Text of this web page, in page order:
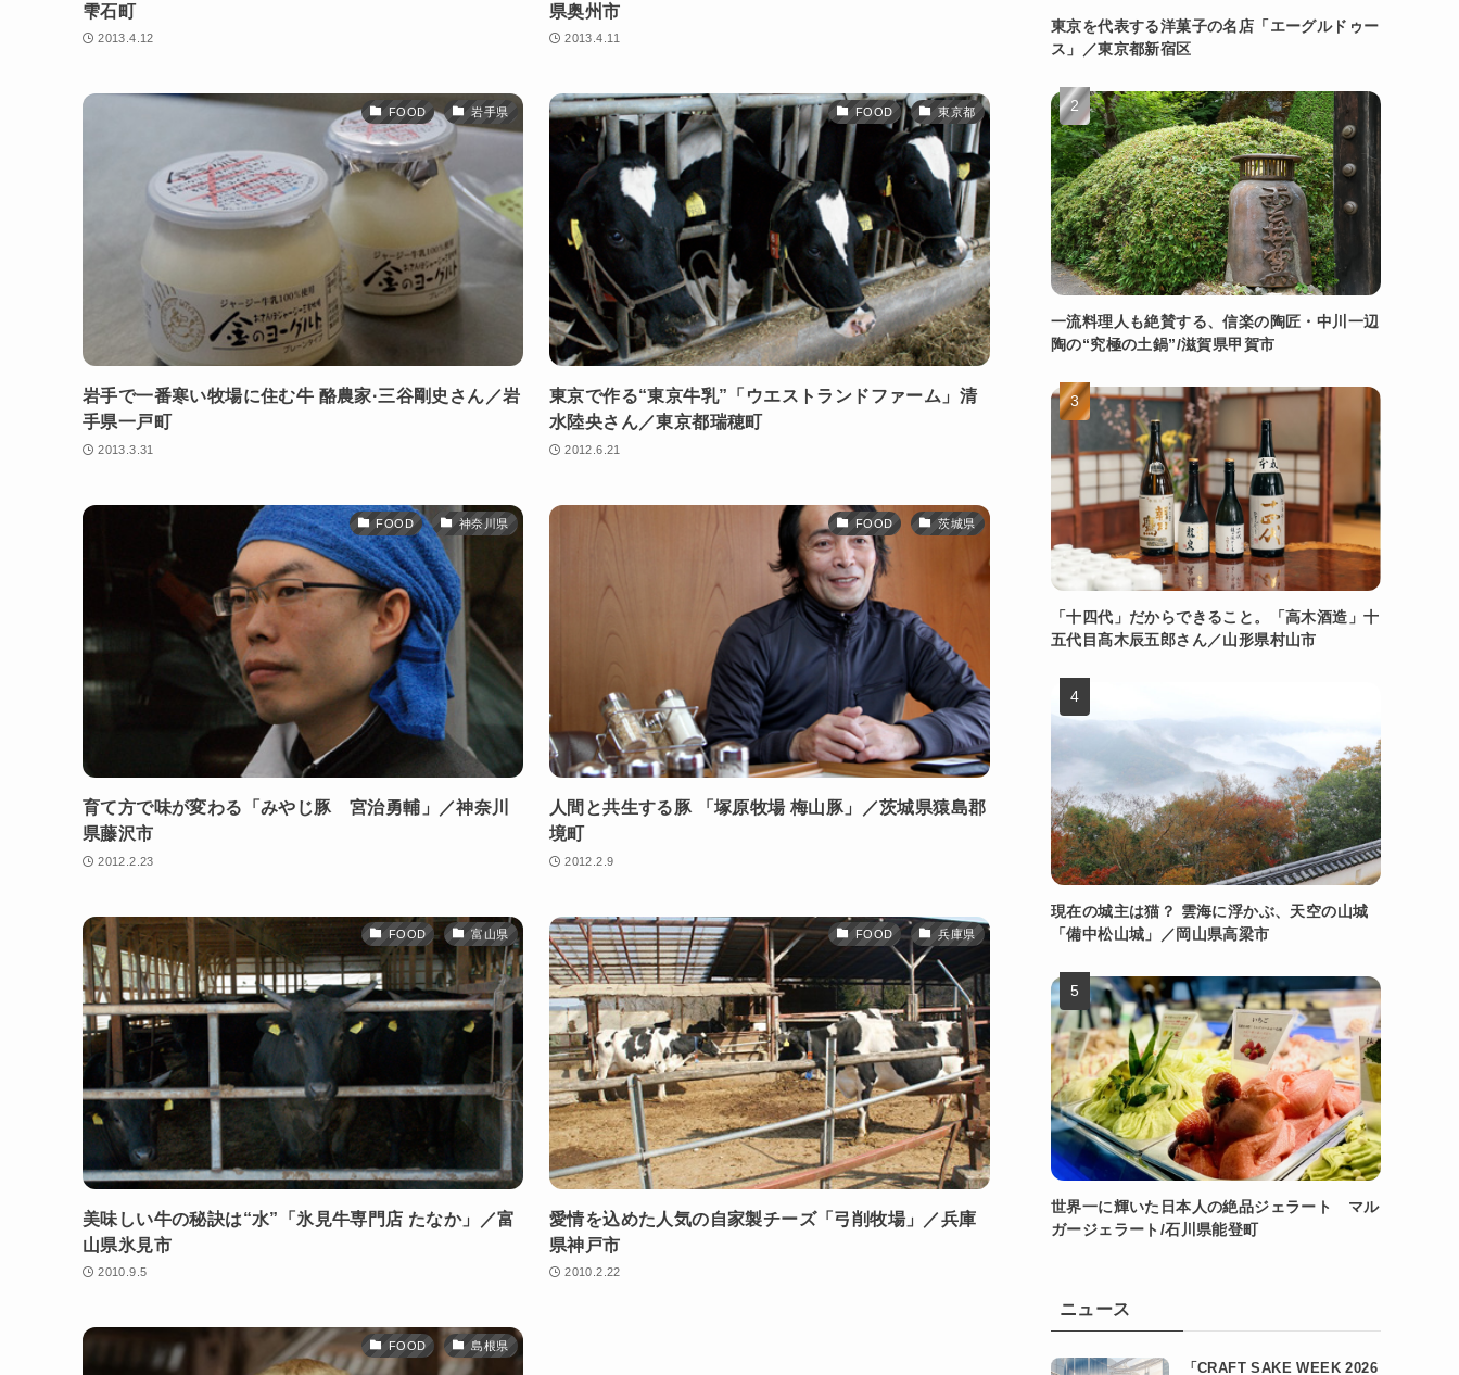
雫石町
2013.4.12
県奥州市
2013.4.11
FOOD 岩手県
岩手で一番寒い牧場に住む牛 酪農家·三谷剛史さん／岩
手県一戸町
2013.3.31
FOOD 東京都
東京で作る“東京牛乳”「ウエストランドファーム」清
水陸央さん／東京都瑞穂町
2012.6.21
FOOD 神奈川県
育て方で味が変わる「みやじ豚 宮治勇輔」／神奈川
県藤沢市
2012.2.23
FOOD 茨城県
人間と共生する豚 「塚原牧場 梅山豚」／茨城県猿島郡
境町
2012.2.9
FOOD 富山県
美味しい牛の秘訣は“水”「氷見牛専門店 たなか」／富
山県氷見市
2010.9.5
FOOD 兵庫県
愛情を込めた人気の自家製チーズ「弓削牧場」／兵庫
県神戸市
2010.2.22
FOOD 島根県
東京を代表する洋菓子の名店「エーグルドゥー
ス」／東京都新宿区
一流料理人も絶賛する、信楽の陶匠・中川一辺
陶の“究極の土鍋”/滋賀県甲賀市
「十四代」だからできること。「高木酒造」十
五代目髙木辰五郎さん／山形県村山市
現在の城主は猫？ 雲海に浮かぶ、天空の山城
「備中松山城」／岡山県高梁市
世界一に輝いた日本人の絶品ジェラート マル
ガージェラート/石川県能登町
ニュース
「CRAFT SAKE WEEK 2026